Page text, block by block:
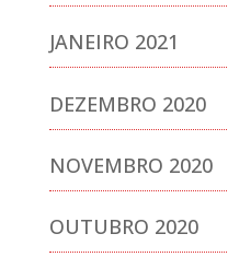
JANEIRO 2021
DEZEMBRO 2020
NOVEMBRO 2020
OUTUBRO 2020